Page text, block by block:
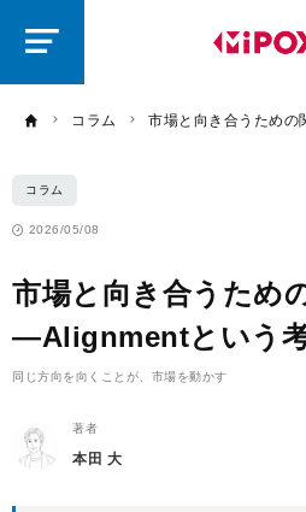
コラム 市場と向き合うため
コラム
2026/05/08
市場と向き合うため
―Alignmentという
同じ方向を向くことが、市場を動かす
著者
本田 大